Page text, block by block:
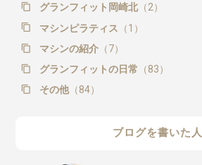
グランフィット岡崎北（2）
マシンピラティス （1）
マシンの紹介（7）
グランフィットの日常 （83）
その他（84）
ブログを書いた人